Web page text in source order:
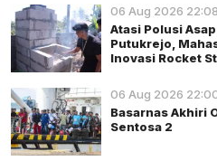
06 Aug 2026 22:08
Atasi Polusi
Putukrejo,
Inovasi Rocket
06 Aug 2026
Basarnas Akhiri
Sentosa 2